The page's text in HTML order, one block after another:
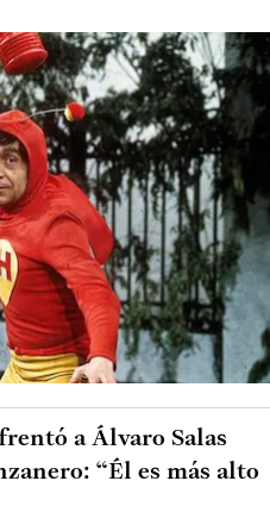
a Álvaro Salas
“Él es más alto